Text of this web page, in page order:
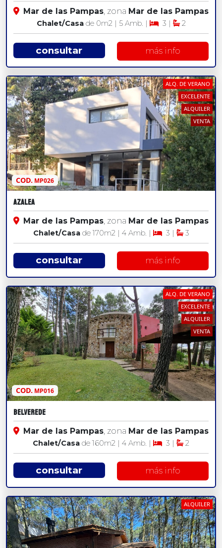
Mar de las Pampas , zona Mar de las Pampas
Chalet/Casade 0m2| 5 Amb. | 3 | 2
consultar más info
COD.MP026
ALQ. DE VERANO
EXCELENTE
ALQUILER
VENTA
AZALEA
Mar de las Pampas, zona Mar de las Pampas
Chalet/Casade 170m2| 4 Amb. | 3 | 3
consultar más info
COD.MP016
ALQ. DE VERANO
EXCELENTE
ALQUILER
VENTA
BELVEREDE
Mar de las Pampas, zona Mar de las Pampas
Chalet/Casa de 160m2 | 4 Amb. | 3 | 2
consultar más info
ALQUILER